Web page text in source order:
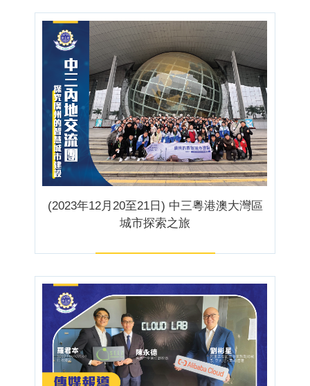
(2023年12月20至21日) 中三粵港澳大灣區
城市探索之旅